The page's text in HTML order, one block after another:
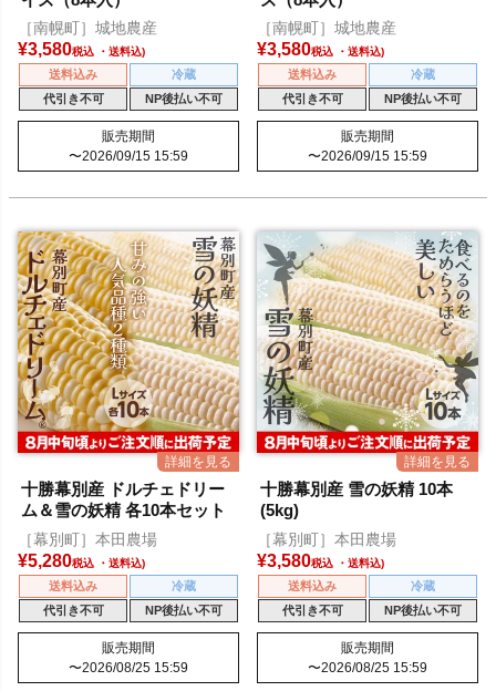
［南幌町］城地農産
¥3,580税込
送料込み
冷蔵
代引き不可
NP後払い不可
販売期間
〜2026/09/15 15:59
［南幌町］城地農産
¥3,580税込
送料込み
冷蔵
代引き不可
NP後払い不可
販売期間
〜2026/09/15 15:59
十勝幕別産 ドルチェドリー
ム＆雪の妖精 各10本セット
［幕別町］本田農場
¥5,280税込
送料込み
冷蔵
代引き不可
NP後払い不可
販売期間
〜2026/08/25 15:59
十勝幕別産 雪の妖精 10本
(5kg)
［幕別町］本田農場
¥3,580税込
送料込み
冷蔵
代引き不可
NP後払い不可
販売期間
〜2026/08/25 15:59